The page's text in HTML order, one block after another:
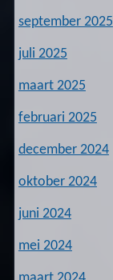
september 2025
juli 2025
maart 2025
februari 2025
december 2024
oktober 2024
juni 2024
mei 2024